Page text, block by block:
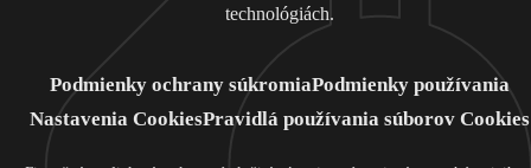
technológiách.
Podmienky ochrany súkromiaPodmienky používania
Nastavenia CookiesPravidlá používania súborov Cookies